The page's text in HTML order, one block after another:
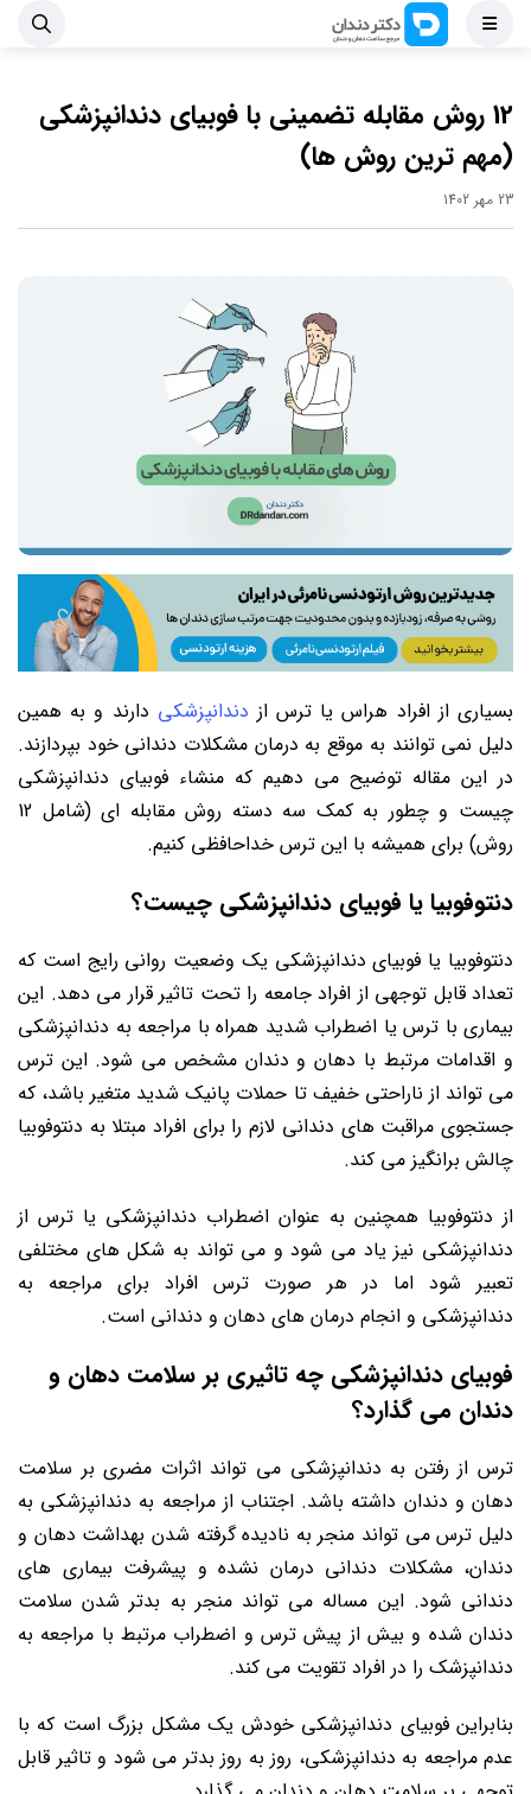
12 روش مقابله تضمینی با فوبیای دندانپزشکی
(مهم ترین روش ها)
23 مهر 1402
بسیاری از افراد هراس یا ترس از دندانپزشکی دارند و به همین
دلیل نمی توانند به موقع به درمان مشکلات دندانی خود بپردازند.
در این مقاله توضیح می دهیم که منشاء فوبیای دندانپزشکی
چیست و چطور به کمک سه دسته روش مقابله ای (شامل 12
روش) برای همیشه با این ترس خداحافظی کنیم.
دنتوفوبیا یا فوبیای دندانپزشکی چیست؟
دنتوفوبیا یا فوبیای دندانپزشکی یک وضعیت روانی رایج است که
تعداد قابل توجهی از افراد جامعه را تحت تاثیر قرار می دهد. این
بیماری با ترس یا اضطراب شدید همراه با مراجعه به دندانپزشکی
و اقدامات مرتبط با دهان و دندان مشخص می شود. این ترس
می تواند از ناراحتی خفیف تا حملات پانیک شدید متغیر باشد، که
جستجوی مراقبت های دندانی لازم را برای افراد مبتلا به دنتوفوبیا
چالش برانگیز می کند.
از دنتوفوبیا همچنین به عنوان اضطراب دندانپزشکی یا ترس از
دندانپزشکی نیز یاد می شود و می تواند به شکل های مختلفی
تعبیر شود اما در هر صورت ترس افراد برای مراجعه به
دندانپزشکی و انجام درمان های دهان و دندانی است.
فوبیای دندانپزشکی چه تاثیری بر سلامت دهان و
دندان می گذارد؟
ترس از رفتن به دندانپزشکی می تواند اثرات مضری بر سلامت
دهان و دندان داشته باشد. اجتناب از مراجعه به دندانپزشکی به
دلیل ترس می تواند منجر به نادیده گرفته شدن بهداشت دهان و
دندان، مشکلات دندانی درمان نشده و پیشرفت بیماری های
دندانی شود. این مساله می تواند منجر به بدتر شدن سلامت
دندان شده و بیش از پیش ترس و اضطراب مرتبط با مراجعه به
دندانپزشک را در افراد تقویت می کند.
بنابراین فوبیای دندانپزشکی خودش یک مشکل بزرگ است که با
عدم مراجعه به دندانپزشکی، روز به روز بدتر می شود و تاثیر قابل